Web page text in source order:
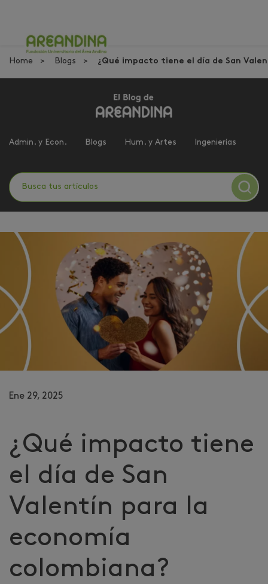
Home Blogs ¿Qué impacto tiene el día de San
Admin. y Econ. Blogs Hum. y Artes Ingenierías
Ene 29, 2025
¿Qué impacto tiene
el día de San
Valentín para la
economía
colombiana?